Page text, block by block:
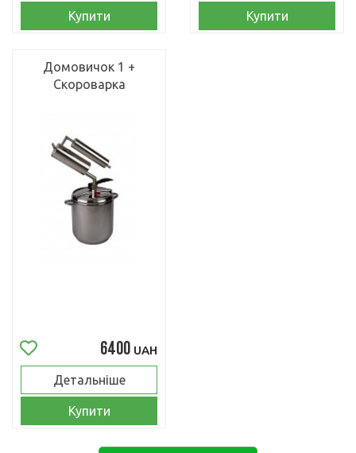
Купити Купити
Домовичок 1 +
Скороварка
6400 UAH
Детальніше
Купити